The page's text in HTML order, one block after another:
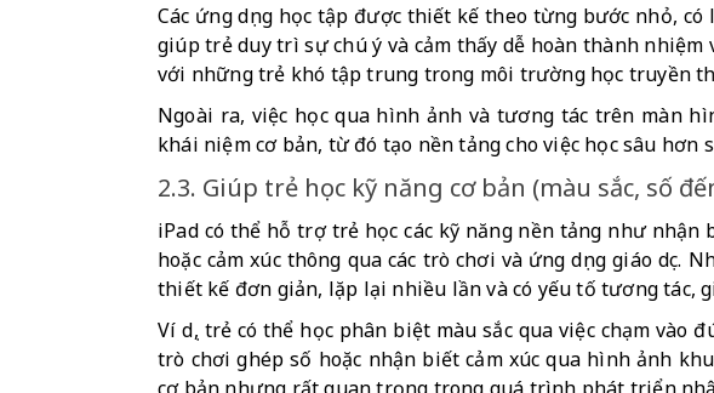
Các ứng dụng học tập được thiết kế theo từng bước nhỏ,
giúp trẻ duy trì sự chú ý và cảm thấy dễ hoàn thành nhiệm
với những trẻ khó tập trung trong môi trường học truyền
Ngoài ra, việc học qua hình ảnh và tương tác trên màn
khái niệm cơ bản, từ đó tạo nền tảng cho việc học sâu hơn
2.3. Giúp trẻ học kỹ năng cơ bản (màu sắc, số
iPad có thể hỗ trợ trẻ học các kỹ năng nền tảng như nhận
hoặc cảm xúc thông qua các trò chơi và ứng dụng giáo dục.
thiết kế đơn giản, lặp lại nhiều lần và có yếu tố tương tác,
Ví dụ, trẻ có thể học phân biệt màu sắc qua việc chạm vào
trò chơi ghép số hoặc nhận biết cảm xúc qua hình ảnh
cơ bản nhưng rất quan trọng trong quá trình phát triển